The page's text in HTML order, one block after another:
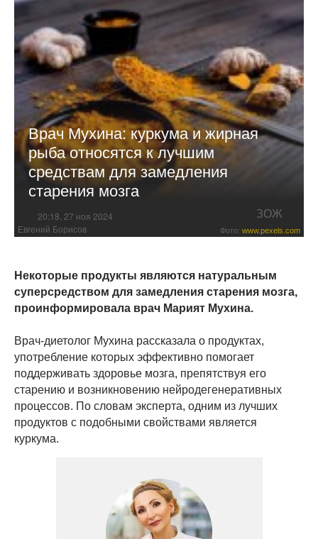
Врач Мухина: куркума и жирная
рыба относятся к лучшим
средствам для замедления
старения мозга
20:18, 27 ноя 2024 ЗОЖ
Евгений Борисов Фото: www.pexels.com
Некоторые продукты являются натуральным
суперсредством для замедления старения мозга,
проинформировала врач Марият Мухина.
Врач-диетолог Мухина рассказала о продуктах,
употребление которых эффективно помогает
поддерживать здоровье мозга, препятствуя его
старению и возникновению нейродегенеративных
процессов. По словам эксперта, одним из лучших
продуктов с подобными свойствами является
куркума.